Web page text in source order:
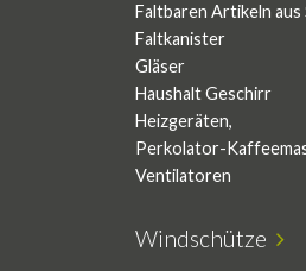
Faltbaren Artikeln aus
Faltkanister
Gläser
Haushalt Geschirr
Heizgeräten,
Perkolator-
Ventilatoren
Windschütze